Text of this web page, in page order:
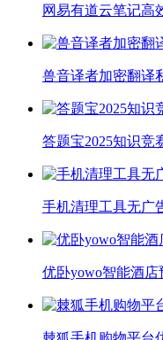
网易有道云笔记高
兽音译者加密翻译
答题宝2025知识竞
手机清理工具无广
优卧yowo智能酒店